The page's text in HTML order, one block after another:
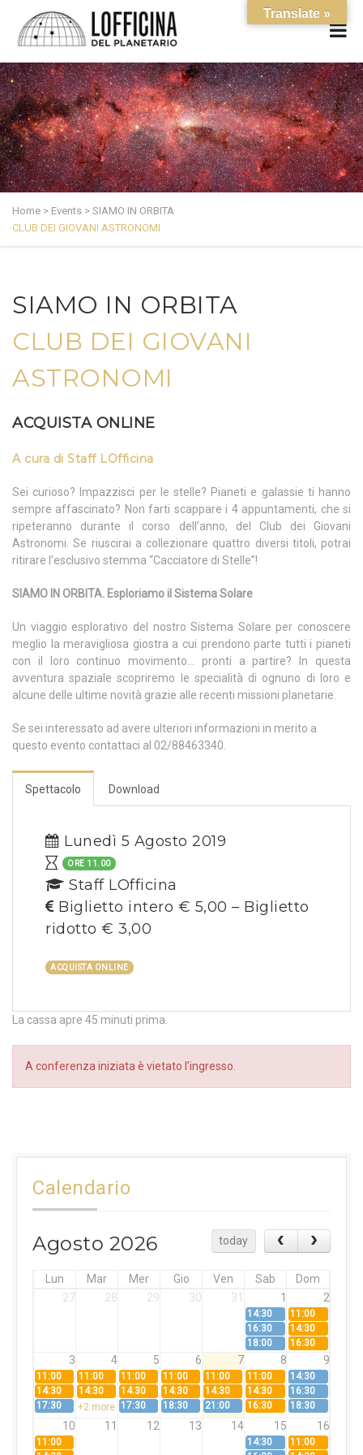
Home > Events > SIAMO IN ORBITA
CLUB DEI GIOVANI ASTRONOMI
SIAMO IN ORBITA
CLUB DEI GIOVANI
ASTRONOMI
ACQUISTA ONLINE
A cura di Staff LOfficina
Sei curioso? Impazzisci per le stelle? Pianeti e galassie ti hanno
sempre affascinato? Non farti scappare i 4 appuntamenti, che si
ripeteranno durante il corso dell’anno, del Club dei Giovani
Astronomi. Se riuscirai a collezionare quattro diversi titoli, potrai
ritirare l’esclusivo stemma “Cacciatore di Stelle”!
SIAMO IN ORBITA. Esploriamo il Sistema Solare
Un viaggio esplorativo del nostro Sistema Solare per conoscere
meglio la meravigliosa giostra a cui prendono parte tutti i pianeti
con il loro continuo movimento… pronti a partire? In questa
avventura spaziale scopriremo le specialità di ognuno di loro e
alcune delle ultime novità grazie alle recenti missioni planetarie.
Se sei interessato ad avere ulteriori informazioni in merito a
questo evento contattaci al 02/88463340.
Spettacolo Download
Lunedì 5 Agosto 2019
ORE 11.00
Staff LOfficina
Biglietto intero € 5,00 – Biglietto
ridotto € 3,00
ACQUISTA ONLINE
La cassa apre 45 minuti prima.
A conferenza iniziata è vietato l’ingresso.
Calendario
Agosto 2026 today
Lun Mar Mer Gio Ven Sab
Dom
27
28 29 30 31 1 2
14:30
11:00
16:30
14:30
18:00
16:30
3 4 5 6 7 8 9
11:00 11:00 11:00 11:00 11:00 11:00
14:30
14:30
14:30 14:30 14:30 14:30 14:30
16:30
17:30
+2 more 17:30 18:30 21:00 16:30 18:30
10 11 12 13 14 15 16
11:00 14:30
11:00
Translate »